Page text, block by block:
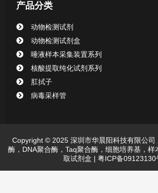
产品分类
动物检测试剂
动物检测试剂盒
唾液样本采集装置系列
核酸提取纯化试剂系列
肛拭子
病毒采样管
Copyright © 2025 深圳市华晨阳科技有限公司
酶，DNA聚合酶，Taq聚合酶，细胞培养基，样
取试剂盒 | 粤ICP备09123130